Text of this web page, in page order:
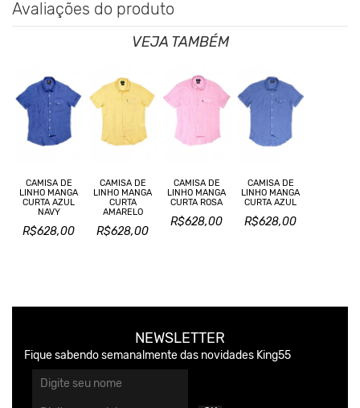
Avaliações do produto
VEJA TAMBÉM
CAMISA DE
LINHO MANGA
CURTA AZUL
NAVY
R$628,00
CAMISA DE
LINHO MANGA
CURTA
AMARELO
R$628,00
CAMISA DE
LINHO MANGA
CURTA ROSA
R$628,00
CAMISA DE
LINHO MANGA
CURTA AZUL
R$628,00
NEWSLETTER
Fique sabendo semanalmente das novidades King55